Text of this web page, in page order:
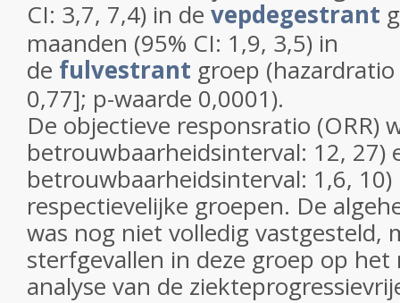
CI: 3,7, 7,4) in de vepdegestrant
maanden (95% CI: 1,9, 3,5) in
de fulvestrant groep
0,77]; p-waarde 0,0001).
De objectieve responsratio (ORR)
betrouwbaarheidsinterval: 12, 27)
betrouwbaarheidsinterval: 1,6, 10)
respectievelijke groepen. De
was nog niet volledig vastgesteld,
sterfgevallen in deze groep op
analyse van de